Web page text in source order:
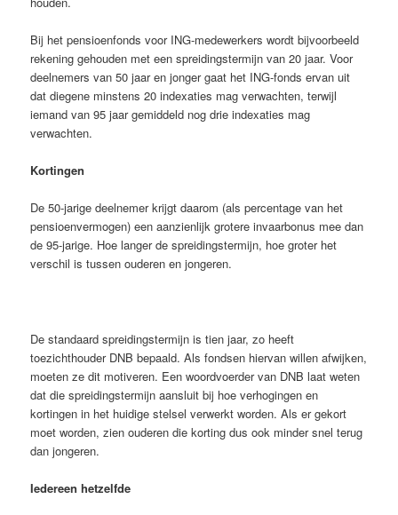
Bij het pensioenfonds voor ING-medewerkers wordt bijvoorbeeld
rekening gehouden met een spreidingstermijn van 20 jaar. Voor
deelnemers van 50 jaar en jonger gaat het ING-fonds ervan uit
dat diegene minstens 20 indexaties mag verwachten, terwijl
iemand van 95 jaar gemiddeld nog drie indexaties mag
verwachten.
Kortingen
De 50-jarige deelnemer krijgt daarom (als percentage van het
pensioenvermogen) een aanzienlijk grotere invaarbonus mee dan
de 95-jarige. Hoe langer de spreidingstermijn, hoe groter het
verschil is tussen ouderen en jongeren.
De standaard spreidingstermijn is tien jaar, zo heeft
toezichthouder DNB bepaald. Als fondsen hiervan willen afwijken,
moeten ze dit motiveren. Een woordvoerder van DNB laat weten
dat die spreidingstermijn aansluit bij hoe verhogingen en
kortingen in het huidige stelsel verwerkt worden. Als er gekort
moet worden, zien ouderen die korting dus ook minder snel terug
dan jongeren.
Iedereen hetzelfde